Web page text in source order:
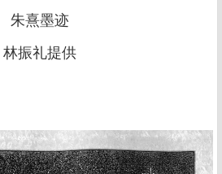
朱熹墨迹
林振礼提供